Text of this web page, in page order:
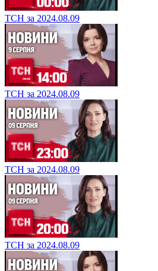
ТСН за 2024.08.09
ТСН за 2024.08.09
ТСН за 2024.08.09
ТСН за 2024.08.09